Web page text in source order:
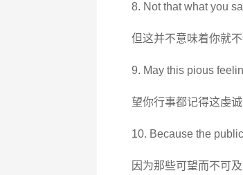
8. Not that what you
但这并不意味着你就
9. May this pious
望你行事都记得这虔诚
10. Because the
因为那些可望而不可